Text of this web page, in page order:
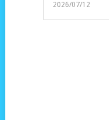
2026/07/12